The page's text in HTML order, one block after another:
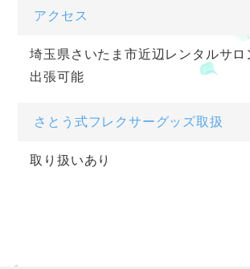
アクセス
埼玉県さいたま市近辺レンタルサロ
出張可能
さとう式フレクサーグッズ取扱
取り扱いあり